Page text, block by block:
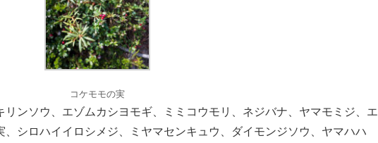
コケモモの実
ンソウ、エゾムカシヨモギ、ミミコウモリ、ネジバナ、ヤマモミジ、エ
シロハイイロシメジ、ミヤマセンキュウ、ダイモンジソウ、ヤマハハ